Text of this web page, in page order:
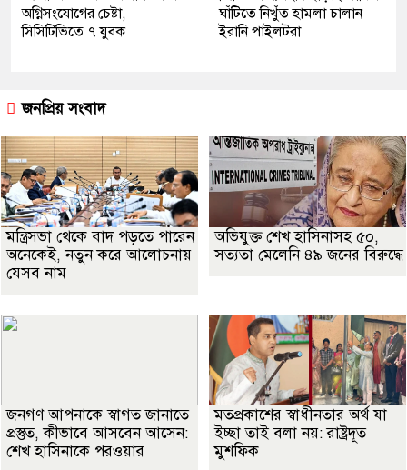
অগ্নিসংযোগের চেষ্টা,
সিসিটিভিতে ৭ যুবক
ঘাঁটিতে নিখুঁত হামলা চালান
ইরানি পাইলটরা
জনপ্রিয় সংবাদ
মন্ত্রিসভা থেকে বাদ পড়তে পারেন
অনেকেই, নতুন করে আলোচনায়
যেসব নাম
অভিযুক্ত শেখ হাসিনাসহ ৫০,
সত্যতা মেলেনি ৪৯ জনের বিরুদ্ধে
জনগণ আপনাকে স্বাগত জানাতে
প্রস্তুত, কীভাবে আসবেন আসেন:
শেখ হাসিনাকে পরওয়ার
মতপ্রকাশের স্বাধীনতার অর্থ যা
ইচ্ছা তাই বলা নয়: রাষ্ট্রদূত
মুশফিক